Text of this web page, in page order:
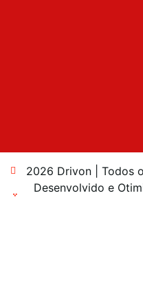
2026 Drivon | Todos
Desenvolvido e